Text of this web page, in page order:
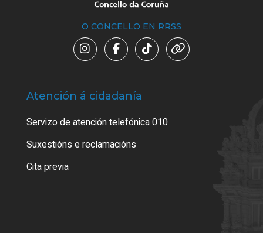
O CONCELLO EN RRSS
Atención á cidadanía
Servizo de atención telefónica 010
Suxestións e reclamacións
Cita previa